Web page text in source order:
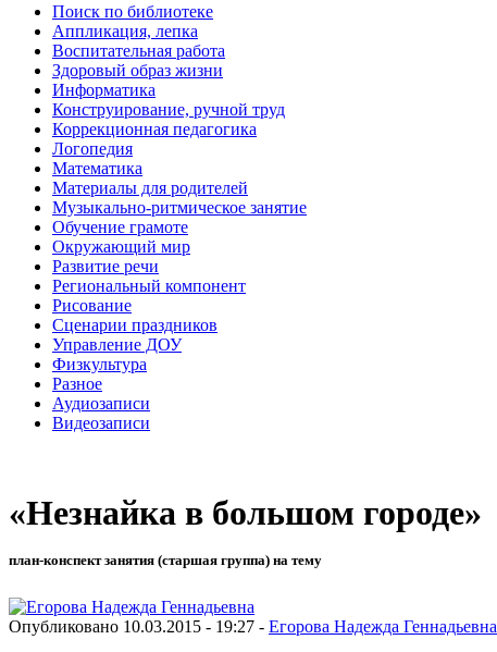
Поиск по библиотеке
Аппликация, лепка
Воспитательная работа
Здоровый образ жизни
Информатика
Конструирование, ручной труд
Коррекционная педагогика
Логопедия
Математика
Материалы для родителей
Музыкально-ритмическое занятие
Обучение грамоте
Окружающий мир
Развитие речи
Региональный компонент
Рисование
Сценарии праздников
Управление ДОУ
Физкультура
Разное
Аудиозаписи
Видеозаписи
«Незнайка в большом городе»
план-конспект занятия (старшая группа) на тему
Опубликовано 10.03.2015 - 19:27 - Егорова Надежда Геннадьевна